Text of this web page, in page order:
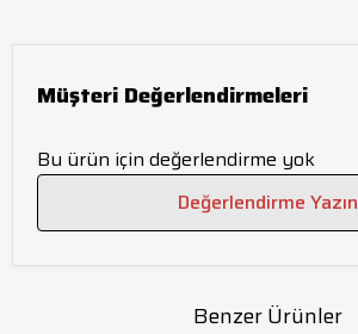
Müşteri Değerlendirmeleri
Bu ürün için değerlendirme yok
Değerlendirme Yazın
Benzer Ürünler